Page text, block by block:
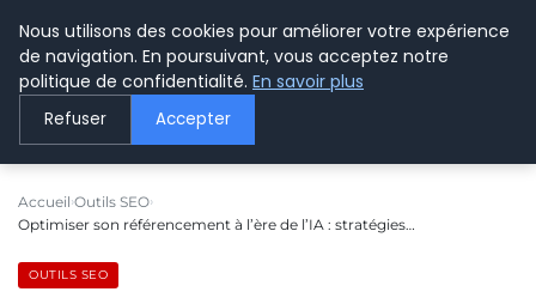
LE WEBMARKETING
Accueil Outils SEO
Optimiser son référencement à l’ère de l’IA : stratégies…
OUTILS SEO
Nous utilisons des cookies pour améliorer votre expérience
de navigation. En poursuivant, vous acceptez notre
politique de confidentialité. En savoir plus
Refuser Accepter